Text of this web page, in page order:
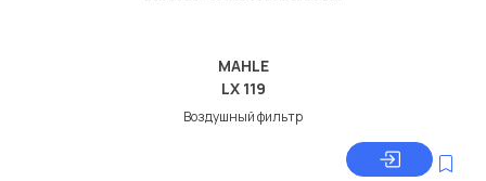
MAHLE
LX 119
Воздушный фильтр